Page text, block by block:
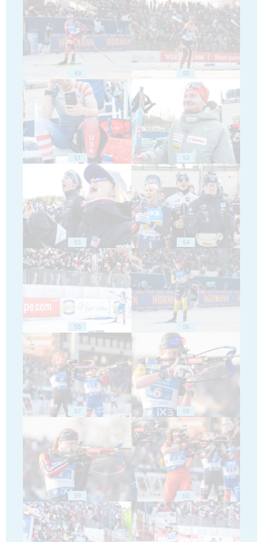
49 50
51 52
53 54
55 56
57 58
59 60